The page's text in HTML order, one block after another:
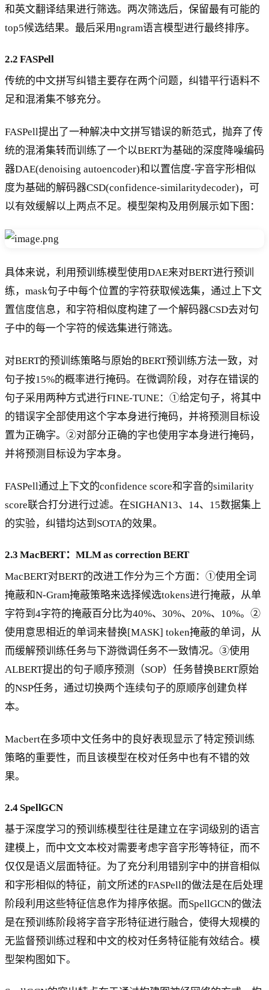
和英文翻译结果进行筛选。两次筛选后，保留最有可能的
top5候选结果。最后采用ngram语言模型进行最终排序。
2.2 FASPell
传统的中文拼写纠错主要存在两个问题，纠错平行语料不
足和混淆集不够充分。
FASPell提出了一种解决中文拼写错误的新范式，抛弃了传
统的混淆集转而训练了一个以BERT为基础的深度降噪编码
器DAE(denoising autoencoder)和以置信度-字音字形相似
度为基础的解码器CSD(confidence-similaritydecoder)，可
以有效缓解以上两点不足。模型架构及用例展示如下图：
具体来说，利用预训练模型使用DAE来对BERT进行预训
练，mask句子中每个位置的字符获取候选集，通过上下文
置信度信息，和字符相似度构建了一个解码器CSD去对句
子中的每一个字符的候选集进行筛选。
对BERT的预训练策略与原始的BERT预训练方法一致，对
句子按15%的概率进行掩码。在微调阶段，对存在错误的
句子采用两种方式进行FINE-TUNE：①给定句子，将其中
的错误字全部使用这个字本身进行掩码，并将预测目标设
置为正确字。②对部分正确的字也使用字本身进行掩码，
并将预测目标设为字本身。
FASPell通过上下文的confidence score和字音的similarity
score联合打分进行过滤。在SIGHAN13、14、15数据集上
的实验，纠错均达到SOTA的效果。
2.3 MacBERT：MLM as correction BERT
MacBERT对BERT的改进工作分为三个方面：①使用全词
掩蔽和N-Gram掩蔽策略来选择候选tokens进行掩蔽，从单
字符到4字符的掩蔽百分比为40%、30%、20%、10%。②
使用意思相近的单词来替换[MASK] token掩蔽的单词，从
而缓解预训练任务与下游微调任务不一致情况。③使用
ALBERT提出的句子顺序预测（SOP）任务替换BERT原始
的NSP任务，通过切换两个连续句子的原顺序创建负样
本。
Macbert在多项中文任务中的良好表现显示了特定预训练
策略的重要性，而且该模型在校对任务中也有不错的效
果。
2.4 SpellGCN
基于深度学习的预训练模型往往是建立在字词级别的语言
建模上，而中文文本校对需要考虑字音字形等特征，而不
仅仅是语义层面特征。为了充分利用错别字中的拼音相似
和字形相似的特征，前文所述的FASPell的做法是在后处理
阶段利用这些特征信息作为排序依据。而SpellGCN的做法
是在预训练阶段将字音字形特征进行融合，使得大规模的
无监督预训练过程和中文的校对任务特征能有效结合。模
型架构图如下。